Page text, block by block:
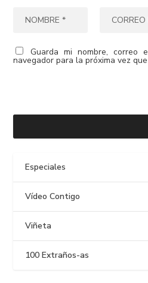
Guarda mi nombre, correo
navegador para la próxima vez
Especiales
Vídeo Contigo
Viñeta
100 Extraños-as